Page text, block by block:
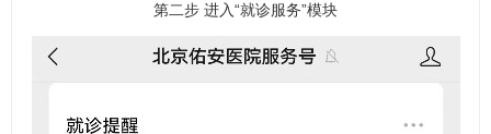
第二步 进入“就诊服务”模块